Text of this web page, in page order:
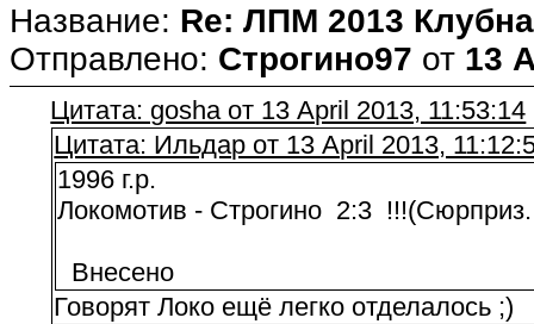
Название: Re: ЛПМ 2013
Отправлено: Строгино97 от 13
Цитата: gosha от 13 April 2013, 11:53:14
Цитата: Ильдар от 13 April 2013,
1996 г.р.
Локомотив - Строгино 2:3
Внесено
Говорят Локо ещё легко отделалось ;)